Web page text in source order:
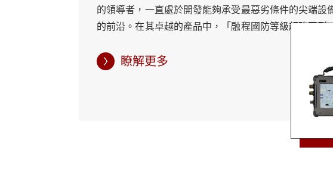
戶外環境的重大挑戰之一是陽光直射下的能見度。融程的
媚的條件下也能實現清晰的可視性。無論是現場測量員檢
融程國防等級超強固型平板電腦在設計時充分考慮了多功
即時數據傳輸和通訊。此外，平板電腦還配備了USB、
的領導者，一直處於開發能夠承受最惡劣條件的尖端設
的前沿。在其卓越的產品中，「融程國防等級超強固型
比的耐用性 融程國防等級超強固型平板電腦與眾不同的
要特徵是其無與倫比的耐用性。這款平板電腦專為承受
極端的環境條件而設計，符合耐用性軍用標準，包括著
的MIL-STD-810。無論是面對極端溫度、劇烈振動還是
的主力。 ● 安全是核心 在國防應用領域，安全至關重
瞭解更多